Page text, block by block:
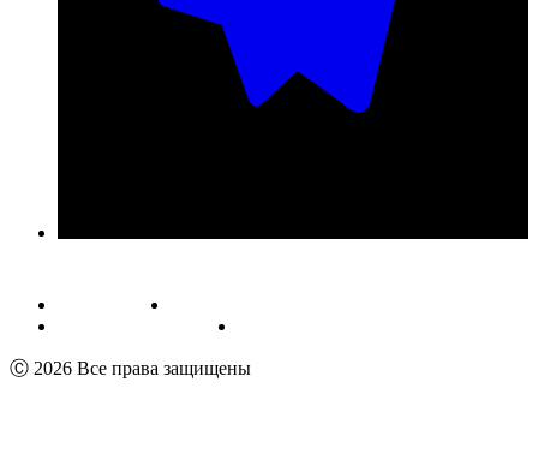
Публичная оферта
Пользовательское соглашение
Ⓒ 2026 Все права защищены